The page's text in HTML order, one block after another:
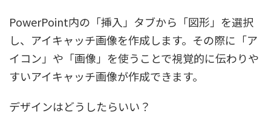
PowerPoint内の「挿入」タブから「図形」を選択
し、アイキャッチ画像を作成します。その際に「ア
イコン」や「画像」を使うことで視覚的に伝わりや
すいアイキャッチ画像が作成できます。
デザインはどうしたらいい？